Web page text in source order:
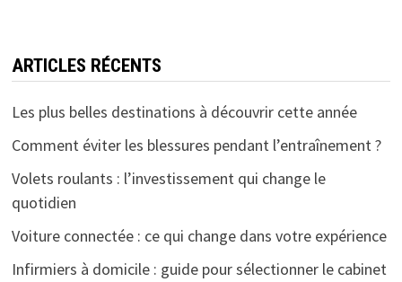
ARTICLES RÉCENTS
Les plus belles destinations à découvrir cette année
Comment éviter les blessures pendant l’entraînement ?
Volets roulants : l’investissement qui change le
quotidien
Voiture connectée : ce qui change dans votre expérience
Infirmiers à domicile : guide pour sélectionner le cabinet